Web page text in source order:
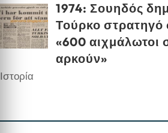
1974: Σουηδός
Τούρκο στρατηγό
«600 αιχμάλωτοι
αρκούν»
Ιστορία